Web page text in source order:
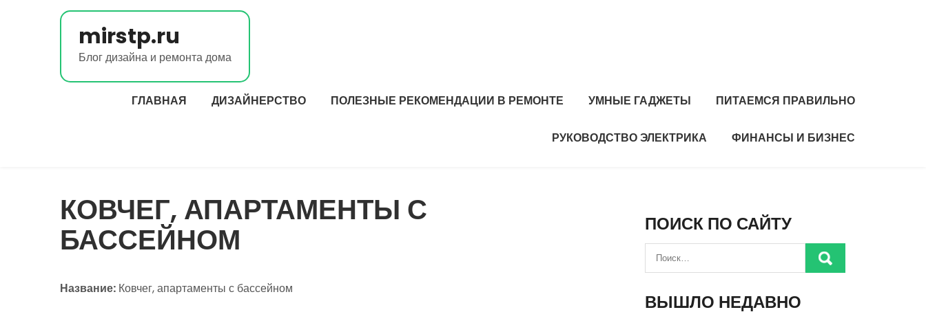
mirstp.ru
Блог дизайна и ремонта дома
ГЛАВНАЯ ДИЗАЙНЕРСТВО ПОЛЕЗНЫЕ РЕКОМЕНДАЦИИ В РЕМОНТЕ УМНЫЕ ГАДЖЕТЫ ПИТАЕМСЯ ПРАВИЛЬНО
РУКОВОДСТВО ЭЛЕКТРИКА ФИНАНСЫ И БИЗНЕС
КОВЧЕГ, АПАРТАМЕНТЫ С
БАССЕЙНОМ
Название: Ковчег, апартаменты с бассейном
ПОИСК ПО САЙТУ
ВЫШЛО НЕДАВНО